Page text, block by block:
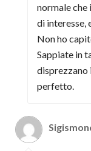
normale che
di interesse,
Non ho
Sappiate in
disprezzano
perfetto.